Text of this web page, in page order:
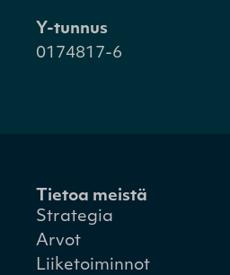
Y-tunnus
0174817-6
Tietoa meistä
Strategia
Arvot
Liiketoiminnot